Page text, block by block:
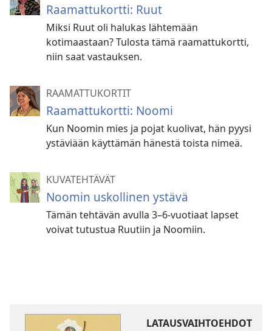
Raamattukortti: Ruut
Miksi Ruut oli halukas lähtemään
kotimaastaan? Tulosta tämä raamattukortti,
niin saat vastauksen.
RAAMATTUKORTIT
Raamattukortti: Noomi
Kun Noomin mies ja pojat kuolivat, hän pyysi
ystäviään käyttämän hänestä toista nimeä.
KUVATEHTÄVÄT
Noomin uskollinen ystävä
Tämän tehtävän avulla 3–6-vuotiaat lapset
voivat tutustua Ruutiin ja Noomiin.
LATAUSVAIHTOEHDOT